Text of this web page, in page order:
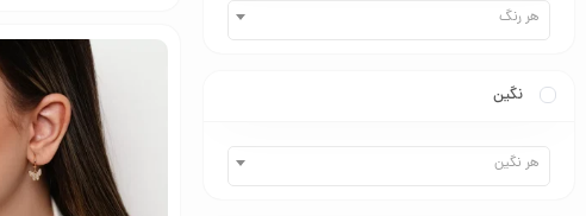
هر رنگ
نگین
هر نگین